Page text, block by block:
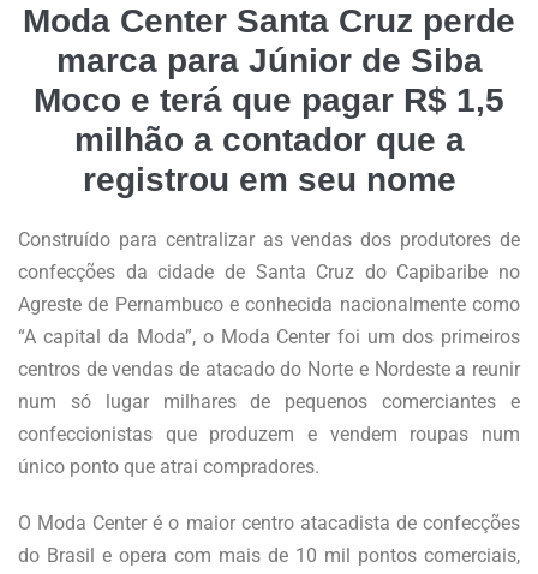
Moda Center Santa Cruz perde
marca para Júnior de Siba
Moco e terá que pagar R$ 1,5
milhão a contador que a
registrou em seu nome
Construído para centralizar as vendas dos produtores de
confecções da cidade de Santa Cruz do Capibaribe no
Agreste de Pernambuco e conhecida nacionalmente como
“A capital da Moda”, o Moda Center foi um dos primeiros
centros de vendas de atacado do Norte e Nordeste a reunir
num só lugar milhares de pequenos comerciantes e
confeccionistas que produzem e vendem roupas num
único ponto que atrai compradores.
O Moda Center é o maior centro atacadista de confecções
do Brasil e opera com mais de 10 mil pontos comerciais,